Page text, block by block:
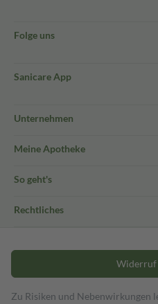
Folge uns
Sanicare App
Unternehmen
Meine Apotheke
So geht's
Rechtliches
Widerruf
Zu Risiken und Nebenwirkungen